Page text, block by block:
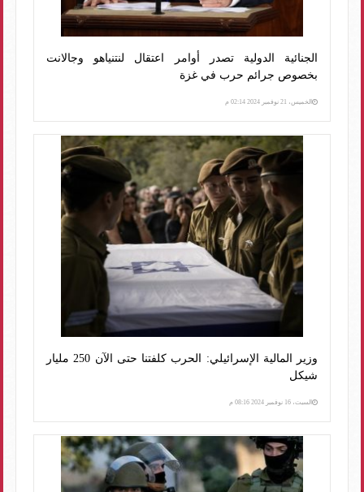
الجنائية الدولية تصدر أوامر اعتقال لنتنياهو وجالانت
بخصوص جرائم حرب في غزة
الخميس، 21 نوفمبر 2024 02:14 م
وزير المالية الإسرائيلي: الحرب كلفتنا حتى الآن 250 مليار
شيكل
السبت، 16 نوفمبر 2024 08:16 م